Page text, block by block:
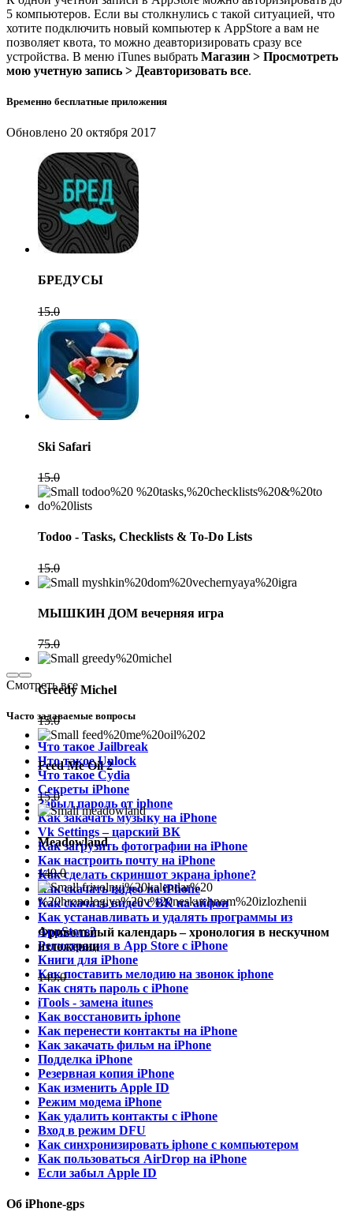
5 компьютеров. Если вы столкнулись с такой ситуацией, что
хотите подключить новый компьютер к AppStore а вам не
позволяет квота, то можно деавторизировать сразу все
устройства. В меню iTunes выбрать Магазин > Просмотреть
мою учетную запись > Деавторизовать все.
Временно бесплатные приложения
Обновлено 20 октября 2017
БРЕДУСЫ
15.0
Ski Safari
15.0
Todoo - Tasks, Checklists & To-Do Lists
15.0
МЫШКИН ДОМ вечерняя игра
75.0
Greedy Michel
15.0
Feed Me Oil 2
15.0
Meadowland
149.0
Фривольный календарь – хронология в нескучном
изложении
149.0
Смотреть все
Часто задаваемые вопросы
Что такое Jailbreak
Что такое Unlock
Что такое Cydia
Секреты iPhone
Забыл пароль от iphone
Как закачать музыку на iPhone
Vk Settings – царский ВК
Как загрузить фотографии на iPhone
Как настроить почту на iPhone
Как сделать скриншот экрана iphone?
Как скачать видео на iPhone
Как скачать видео с ВК на айфон
Как устанавливать и удалять программы из
AppStore?
Регистрация в App Store с iPhone
Книги для iPhone
Как поставить мелодию на звонок iphone
Как снять пароль с iPhone
iTools - замена itunes
Как восстановить iphone
Как перенести контакты на iPhone
Как закачать фильм на iPhone
Подделка iPhone
Резервная копия iPhone
Как изменить Apple ID
Режим модема iPhone
Как удалить контакты с iPhone
Вход в режим DFU
Как синхронизировать iphone с компьютером
Как пользоваться AirDrop на iPhone
Если забыл Apple ID
Об iPhone-gps